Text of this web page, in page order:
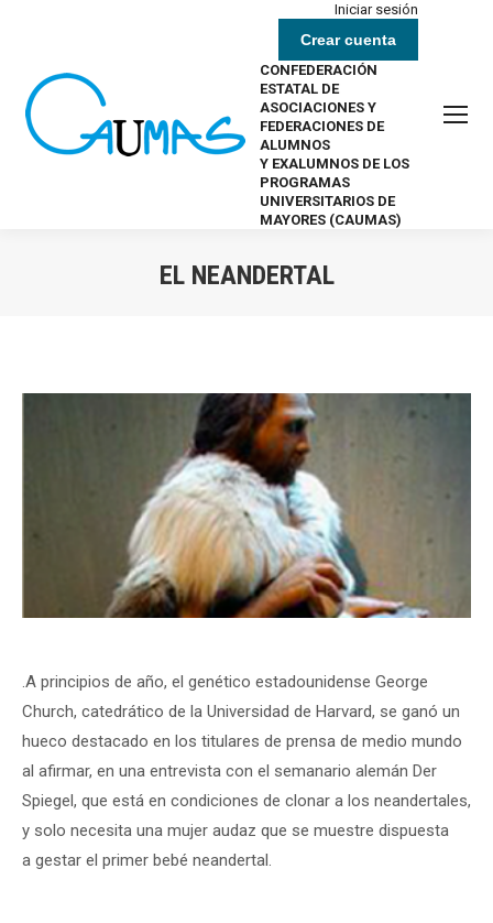
Iniciar sesión
Crear cuenta
CONFEDERACIÓN
ESTATAL DE
ASOCIACIONES Y
FEDERACIONES DE
ALUMNOS
Y EXALUMNOS DE LOS
PROGRAMAS
UNIVERSITARIOS DE
MAYORES (CAUMAS)
EL NEANDERTAL
.A principios de año, el genético estadounidense George
Church, catedrático de la Universidad de Harvard, se ganó un
hueco destacado en los titulares de prensa de medio mundo
al afirmar, en una entrevista con el semanario alemán Der
Spiegel, que está en condiciones de clonar a los neandertales,
y solo necesita una mujer audaz que se muestre dispuesta
a gestar el primer bebé neandertal.